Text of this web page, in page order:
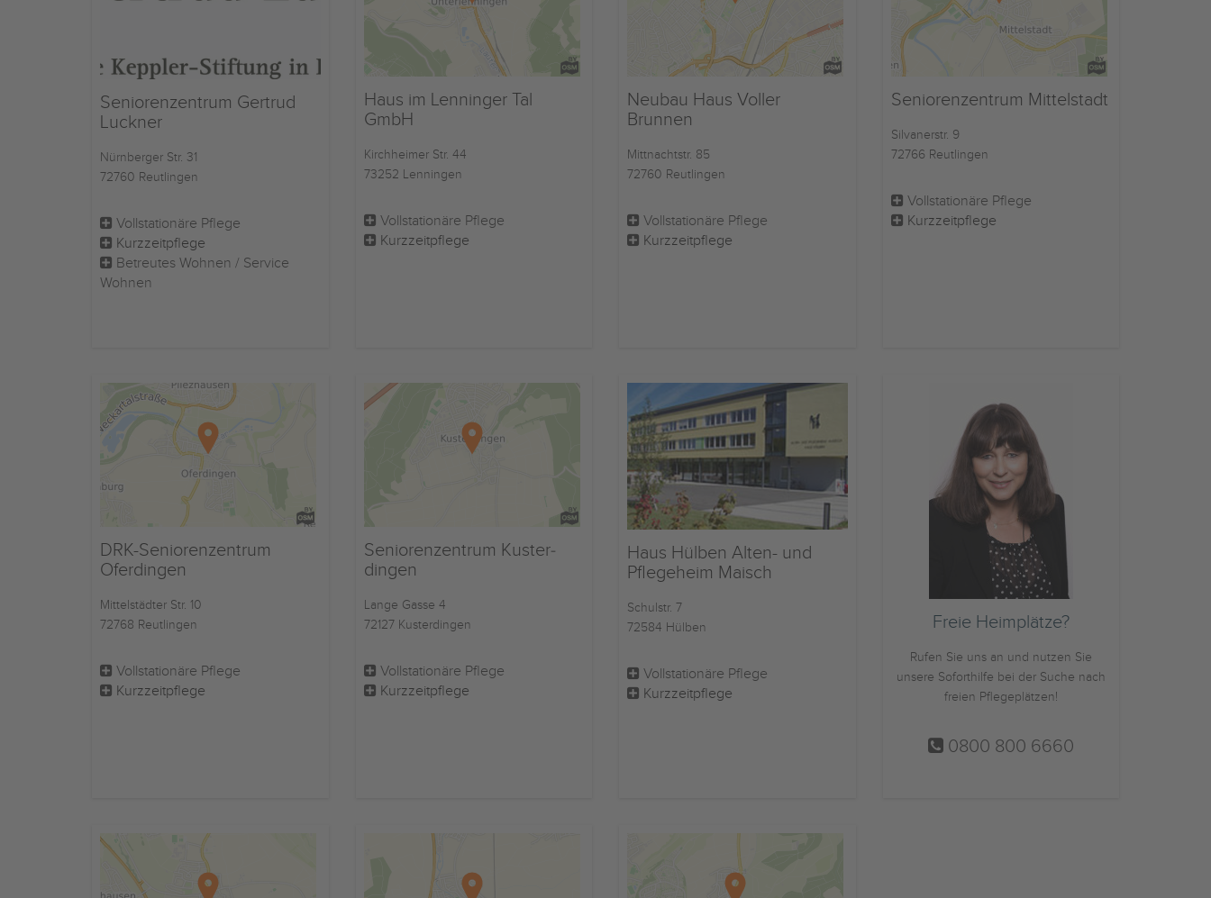
Seniorenzentrum Gertrud
Luckner
Nürnberger Str. 31
72760 Reutlingen
Vollstationäre Pflege
Kurzzeitpflege
Betreutes Wohnen / Service
Wohnen
Haus im Lenninger Tal
GmbH
Kirchheimer Str. 44
73252 Lenningen
Vollstationäre Pflege
Kurzzeitpflege
Neubau Haus Voller
Brunnen
Mittnachtstr. 85
72760 Reutlingen
Vollstationäre Pflege
Kurzzeitpflege
Seniorenzentrum Mittelstadt
Silvanerstr. 9
72766 Reutlingen
Vollstationäre Pflege
Kurzzeitpflege
DRK-Seniorenzentrum
Oferdingen
Mittelstädter Str. 10
72768 Reutlingen
Vollstationäre Pflege
Kurzzeitpflege
Senioren­zentrum Kuster­
dingen
Lange Gasse 4
72127 Kusterdingen
Vollstationäre Pflege
Kurzzeitpflege
Haus Hülben Alten- und
Pflegeheim Maisch
Schulstr. 7
72584 Hülben
Vollstationäre Pflege
Kurzzeitpflege
Freie Heimplätze?
Rufen Sie uns an und nutzen Sie
unsere Soforthilfe bei der Suche nach
freien Pflegeplätzen!
0800 800 6660